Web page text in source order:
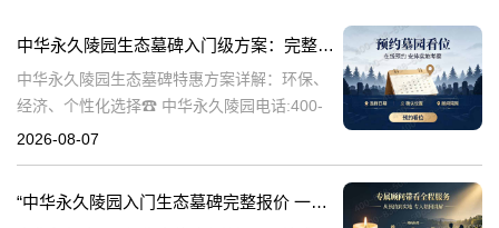
中华永久陵园生态墓碑入门级方案：完整报价与一站式服务打包特惠解析
中华永久陵园生态墓碑特惠方案详解：环保、
经济、个性化选择☎ 中华永久陵园电话:400-
838-5063随着人们对身后事的关注度提升，选
2026-08-07
“中华永久陵园入门生态墓碑完整报价 一站式服务打包特惠详解”